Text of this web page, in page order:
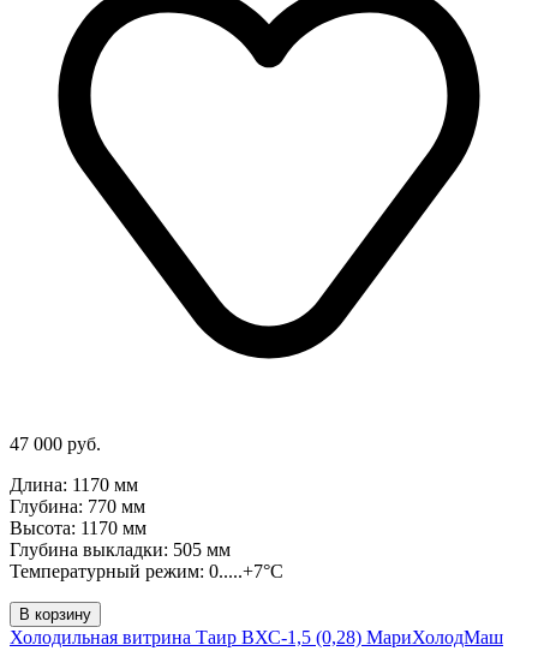
47 000 руб.
Длина: 1170 мм
Глубина: 770 мм
Высота: 1170 мм
Глубина выкладки: 505 мм
Температурный режим: 0.....+7°C
В корзину
Холодильная витрина Таир ВХС-1,5 (0,28) МариХолодМаш